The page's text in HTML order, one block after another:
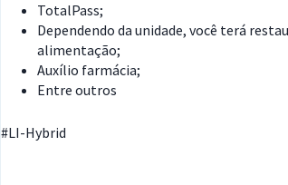
TotalPass;
Dependendo da unidade, você terá
alimentação;
Auxílio farmácia;
Entre outros
#LI-Hybrid